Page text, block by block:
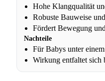
Hohe Klangqualität
Robuste Bauweise
Fördert Bewegung
Nachteile
Für Babys unter
Wirkung entfaltet sich